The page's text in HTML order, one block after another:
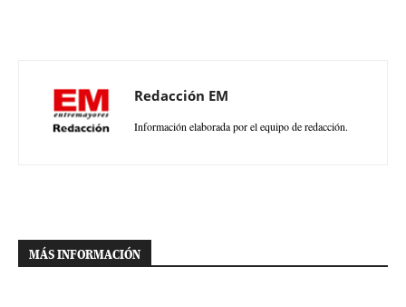
Redacción EM
Información elaborada por el equipo de redacción.
MÁS INFORMACIÓN